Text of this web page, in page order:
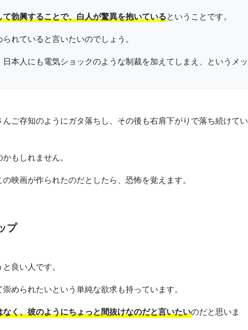
勃興することで、白人が驚異を抱いているということです。
れていると言いたいのでしょう。
本人にも電気ショックのような制裁を加えてしまえ、というメッ
ご存知のようにガタ落ちし、その後も右肩下がりで落ち続けてい
もしれません。
映画が作られたのだとしたら、恐怖を覚えます。
プ
良い人です。
められたいという単純な欲求も持っています。
く、彼のようにちょっと間抜けなのだと言いたいのだと思いま